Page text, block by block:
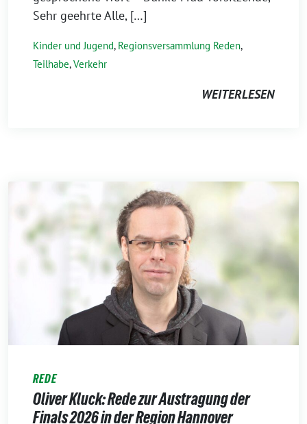
Sehr geehrte Alle, […]
Kinder und Jugend, Regionsversammlung Reden,
Teilhabe,Verkehr
WEITERLESEN
REDE
Oliver Kluck: Rede zur Austragung der
Finals 2026 in der Region Hannover